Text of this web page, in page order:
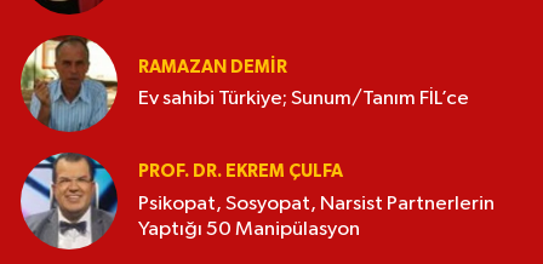
RAMAZAN DEMİR
Ev sahibi Türkiye; Sunum/Tanım FİL’ce
PROF. DR. EKREM ÇULFA
Psikopat, Sosyopat, Narsist Partnerlerin
Yaptığı 50 Manipülasyon